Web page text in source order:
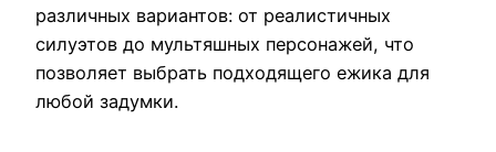
различных вариантов: от реалистичных
силуэтов до мультяшных персонажей, что
позволяет выбрать подходящего ежика для
любой задумки.